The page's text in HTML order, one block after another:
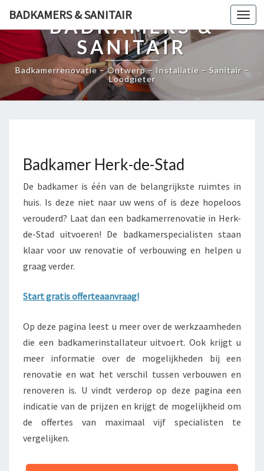
BADKAMERS & SANITAIR
BADKAMERS &
SANITAIR
Badkamerrenovatie – Ontwerp – Installatie – Sanitair –
Loodgieter
Badkamer Herk-de-Stad
De badkamer is één van de belangrijkste ruimtes in
huis. Is deze niet naar uw wens of is deze hopeloos
verouderd? Laat dan een badkamerrenovatie in Herk-
de-Stad uitvoeren! De badkamerspecialisten staan
klaar voor uw renovatie of verbouwing en helpen u
graag verder.
Start gratis offerteaanvraag!
Op deze pagina leest u meer over de werkzaamheden
die een badkamerinstallateur uitvoert. Ook krijgt u
meer informatie over de mogelijkheden bij een
renovatie en wat het verschil tussen verbouwen en
renoveren is. U vindt verderop op deze pagina een
indicatie van de prijzen en krijgt de mogelijkheid om
de offertes van maximaal vijf specialisten te
vergelijken.